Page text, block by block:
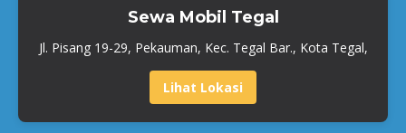
Sewa Mobil Tegal
Jl. Pisang 19-29, Pekauman, Kec. Tegal Bar., Kota Tegal,
Lihat Lokasi